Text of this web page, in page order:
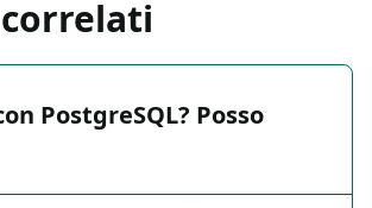
PostgreSQL? Posso